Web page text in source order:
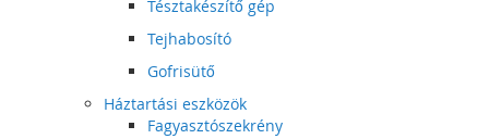
Tésztakészítő gép
Tejhabosító
Gofrisütő
Háztartási eszközök
Fagyasztószekrény